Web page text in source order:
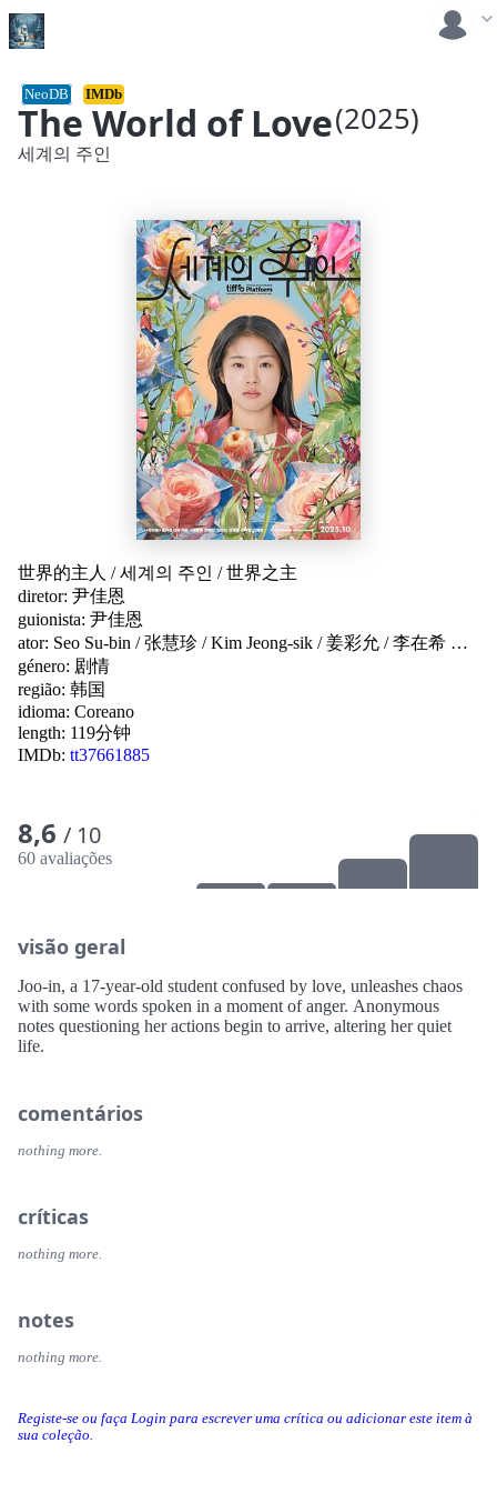
The World of Love (2025)
NeoDB IMDb
Registe-se ou faça Login para escrever uma crítica ou adicionar este item à
sua coleção.
世界的主人 /세계의 주인 /世界之主
diretor: 尹佳恩
guionista: 尹佳恩
ator: Seo Su-bin /张慧珍 /Kim Jeong-sik /姜彩允 /李在希 …
género: 剧情
região: 韩国
idioma: Coreano
length: 119分钟
IMDb: tt37661885
8,6 / 10
60 avaliações
세계의 주인
visão geral
Joo-in, a 17-year-old student confused by love, unleashes chaos
with some words spoken in a moment of anger. Anonymous
notes questioning her actions begin to arrive, altering her quiet
life.
comentários
nothing more.
críticas
nothing more.
notes
nothing more.